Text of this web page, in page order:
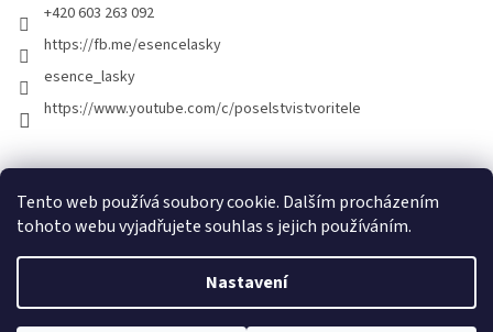
Tento web používá soubory cookie. Dalším procházením
tohoto webu vyjadřujete souhlas s jejich používáním.
Nastavení
+420 603 263 092
https://fb.me/esencelasky
esence_lasky
https://www.youtube.com/c/poselstvistvoritele
Vytvořil Shoptet